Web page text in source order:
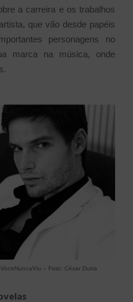
a carreira e os trabalhos
que vão desde papéis
personagens no
marca na música, onde
– Foto: César Dutra